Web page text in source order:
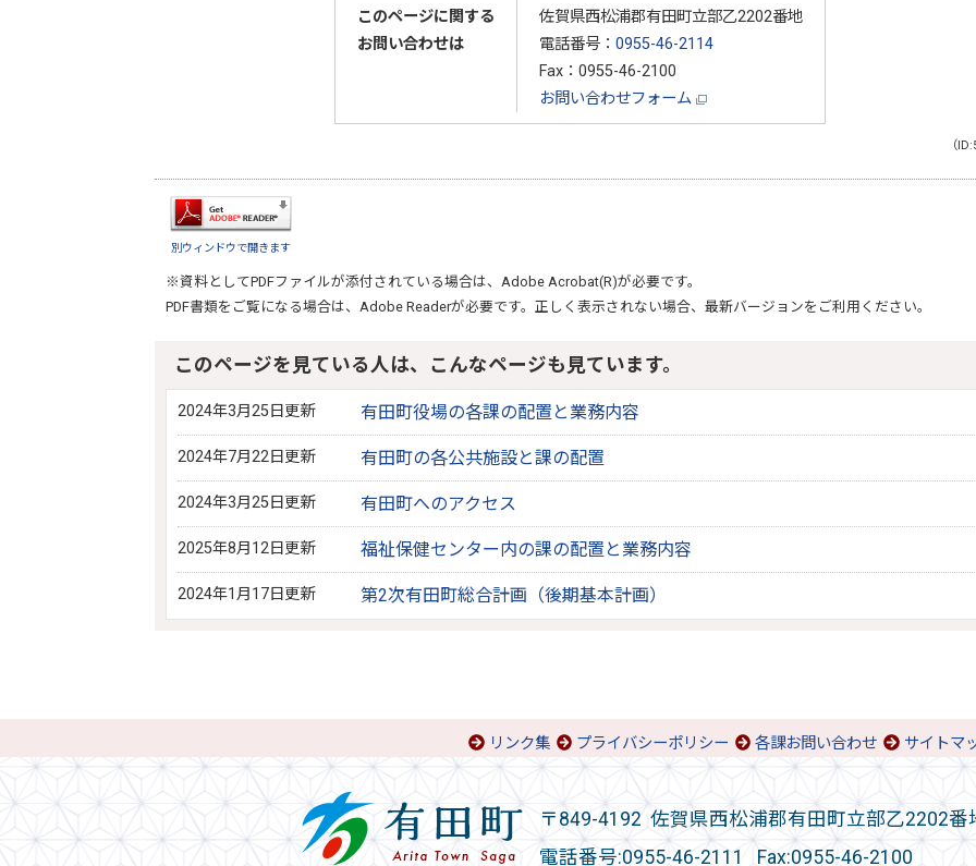
このページに関する
お問い合わせは
佐賀県西松浦郡有田町立部乙2202番地
電話番号： 0955-46-2114
Fax：0955-46-2100
お問い合わせフォーム
（
別ウィンドウで開きます
※資料としてPDFファイルが添付されている場合は、 Adobe Acrobat(R)が必要です。
PDF書類をご覧になる場合は、 Adobe Readerが必要です。正しく表示されない場合、最新バージョンをご利用ください。
このページを見ている人は、こんなページも見ています。
2024年3月25日更新 有田町役場の各課の配置と業務内容
2024年7月22日更新 有田町の各公共施設と課の配置
2024年3月25日更新 有田町へのアクセス
2025年8月12日更新 福祉保健センター内の課の配置と業務内容
2024年1月17日更新 第2次有田町総合計画（後期基本計画）
リンク集 プライバシーポリシー 各課お問い合わせ サイトマ
〒849-4192 佐賀県西松浦郡有田町立部乙2202番
電話番号:0955-46-2111 Fax:0955-46-2100